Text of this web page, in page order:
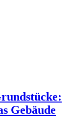
Gebäude